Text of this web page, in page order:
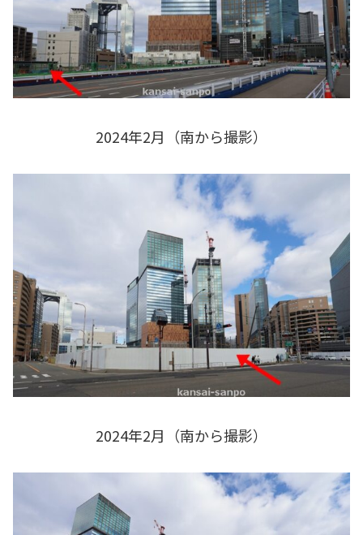
2024年2月（南から撮影）
2024年2月（南から撮影）